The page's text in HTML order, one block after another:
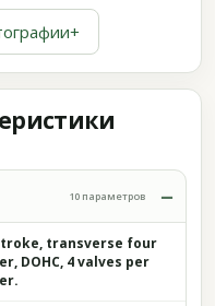
+
10 параметров
transverse four
DOHC, 4 valves per